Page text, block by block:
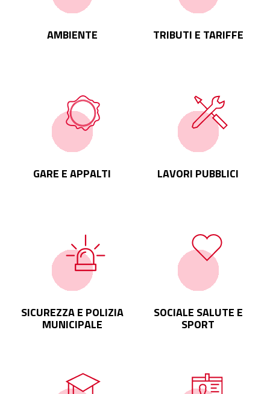
AMBIENTE TRIBUTI E TARIFFE
GARE E APPALTI LAVORI PUBBLICI
SICUREZZA E POLIZIA
MUNICIPALE
SOCIALE SALUTE E
SPORT